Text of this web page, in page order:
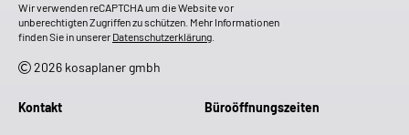
Wir verwenden reCAPTCHA um die Website vor
unberechtigten Zugriffen zu schützen. Mehr Informationen
finden Sie in unserer Datenschutzerklärung
2026 kosaplaner gmbh
Kontakt Büroöffnungszeiten